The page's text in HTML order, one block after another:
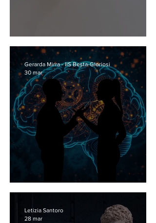
Elogio della scrittura
La punteggiatura degli eventi
Gerarda Mirra - IIS Besta-Gloriosi
30 mar
Letizia Santoro
28 mar